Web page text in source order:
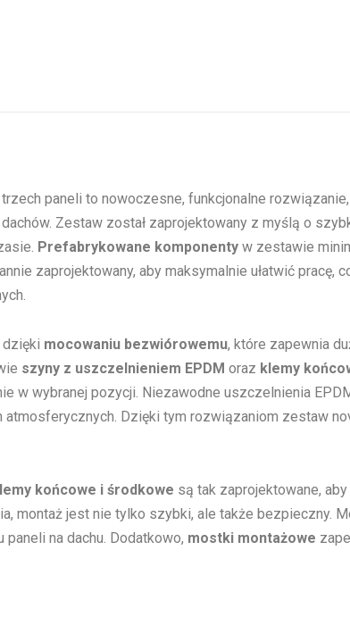
paneli to nowoczesne, funkcjonalne
Zestaw został zaprojektowany z myślą o
Prefabrykowane komponenty w zestawie
zaprojektowany, aby maksymalnie ułatwić
mocowaniu bezwiórowemu, które zapewnia
szyny z uszczelnieniem EPDM oraz klemy
w wybranej pozycji. Niezawodne uszczelnienia
atmosferycznych. Dzięki tym rozwiązaniom zestaw
końcowe i środkowe są tak zaprojektowane,
montaż jest nie tylko szybki, ale także bezpieczny.
na dachu. Dodatkowo, mostki montażowe